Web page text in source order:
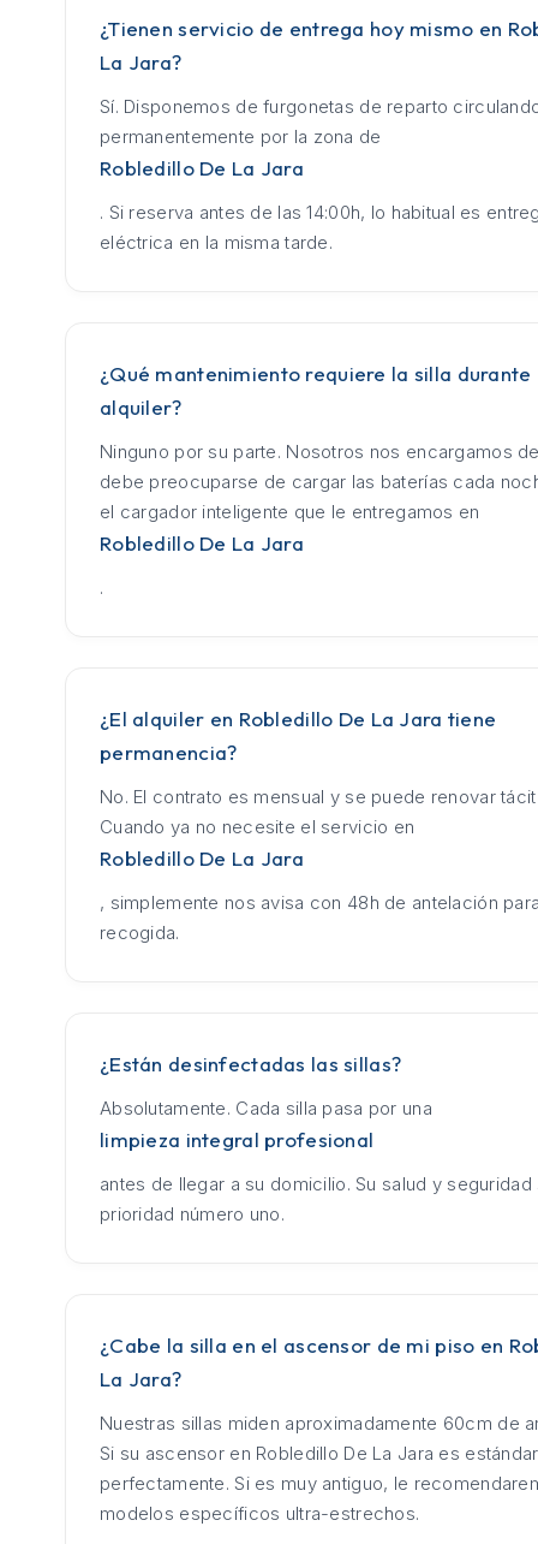
¿Tienen servicio de entrega hoy mismo en
La Jara?
Sí. Disponemos de furgonetas de reparto
permanentemente por la zona de
Robledillo De La Jara
. Si reserva antes de las 14:00h, lo habitual es
eléctrica en la misma tarde.
¿Qué mantenimiento requiere la silla durante
alquiler?
Ninguno por su parte. Nosotros nos encargamos
debe preocuparse de cargar las baterías cada
el cargador inteligente que le entregamos en
Robledillo De La Jara
.
¿El alquiler en Robledillo De La Jara tiene
permanencia?
No. El contrato es mensual y se puede renovar
Cuando ya no necesite el servicio en
Robledillo De La Jara
, simplemente nos avisa con 48h de antelación
recogida.
¿Están desinfectadas las sillas?
Absolutamente. Cada silla pasa por una
limpieza integral profesional
antes de llegar a su domicilio. Su salud y seguridad
prioridad número uno.
¿Cabe la silla en el ascensor de mi piso en
La Jara?
Nuestras sillas miden aproximadamente 60cm de
Si su ascensor en Robledillo De La Jara es
perfectamente. Si es muy antiguo, le
modelos específicos ultra-estrechos.